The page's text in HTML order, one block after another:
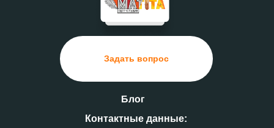
Задать вопрос
Блог
Контактные данные: